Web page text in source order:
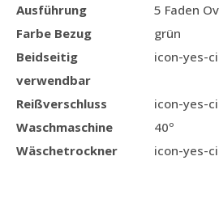
Ausführung
5 Faden
Farbe Bezug
grün
Beidseitig
verwendbar
icon-yes-
Reißverschluss
icon-yes-
Waschmaschine
40º
Wäschetrockner
icon-yes-